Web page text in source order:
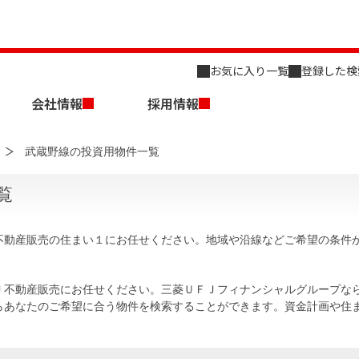
お気に入り一覧 登録した
会社情報 採用情報
新築・中古一戸建てを探す
売却相談
組織図
武蔵野線の投資用物件一覧
産販売の住まい１にお任せください。地域や沿線などご希望の条
動産販売にお任せください。三菱ＵＦＪフィナンシャルグループ
なたのご希望に合う物件を検索することができます。資金計画や住